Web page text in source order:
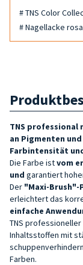
# TNS Color
# Nagellacke
TNS professional
an Pigmenten
Farbintensität
Die Farbe istvom
und garantiert
Der "Maxi-Brush"-
erleichtert das
einfache
TNS
Inhaltsstoffen mit
Farben.